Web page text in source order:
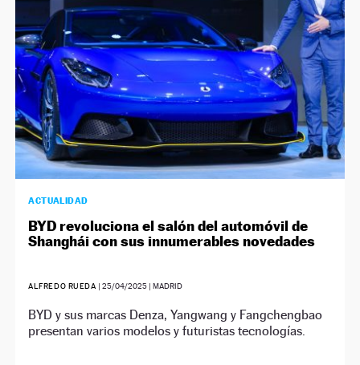
ACTUALIDAD
BYD revoluciona el salón del automóvil de
Shanghái con sus innumerables novedades
ALFREDO RUEDA | 25/04/2025| MADRID
BYD y sus marcas Denza, Yangwang y Fangchengbao
presentan varios modelos y futuristas tecnologías.